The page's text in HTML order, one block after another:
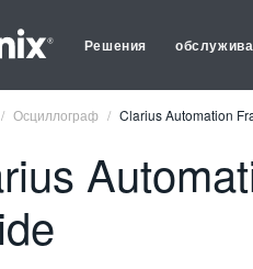
Решения
Осциллограф Clarius Automation